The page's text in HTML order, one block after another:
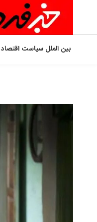
بین الملل سیاست اقتصاد